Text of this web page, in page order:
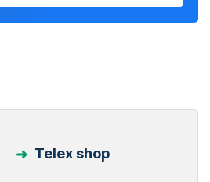
Telex shop